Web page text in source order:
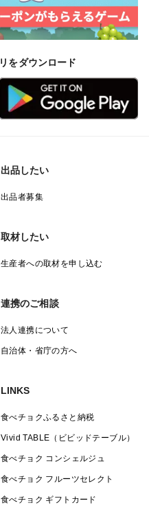
をダウンロード
出品したい
出品者募集
取材したい
生産者への取材を申し込む
連携のご相談
法人連携について
自治体・省庁の方へ
LINKS
食べチョクふるさと納税
Vivid TABLE（ビビッドテーブル）
食べチョク コンシェルジュ
食べチョク フルーツセレクト
食べチョク ギフトカード